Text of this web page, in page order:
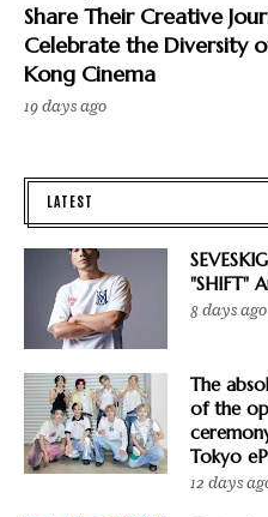
Share Their Creative
Celebrate the Diversity
Kong Cinema
19 days ago
LATEST
"SHIFT"
8 days ago
The
of the
Tokyo
12 days